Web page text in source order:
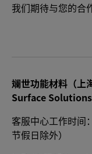
我们期待与您的合
斓世功能材料（上
Surface
客服中心工作时间
节假日除外）